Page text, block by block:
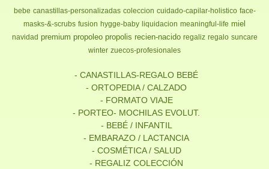
bebe canastillas-personalizadas coleccion cuidado-capilar-holistico face-
masks-&-scrubs fusion hygge-baby liquidacion meaningful-life miel
navidad premium propoleo propolis recien-nacido regaliz regalo suncare
winter zuecos-profesionales
- CANASTILLAS-REGALO BEBÉ
- ORTOPEDIA / CALZADO
- FORMATO VIAJE
- PORTEO- MOCHILAS EVOLUT.
- BEBÉ / INFANTIL
- EMBARAZO / LACTANCIA
- COSMÉTICA / SALUD
- REGALIZ COLECCIÓN